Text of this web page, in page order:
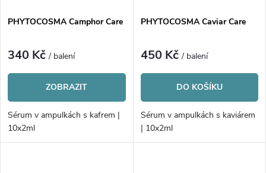
PHYTOCOSMA Camphor Care
340 Kč/ balení
ZOBRAZIT
Sérum v ampulkách s kafrem |
10x2ml
PHYTOCOSMA Caviar Care
450 Kč/ balení
DO KOŠÍKU
Sérum v ampulkách s kaviárem
| 10x2ml